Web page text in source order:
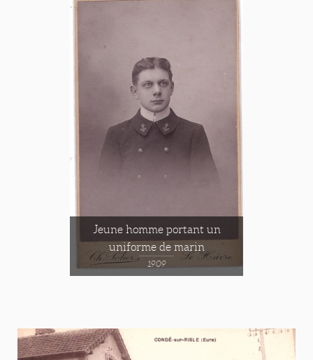
Jeune homme portant un
uniforme de marin
1909